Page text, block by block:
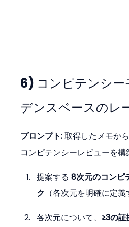
6) コンピテンシ
デンスベースのレ
プロンプト: 取得したメモか
コンピテンシーレビューを構
提案する 8次元のコンピ
ク （各次元を明確に定義
各次元について、 ≥3の